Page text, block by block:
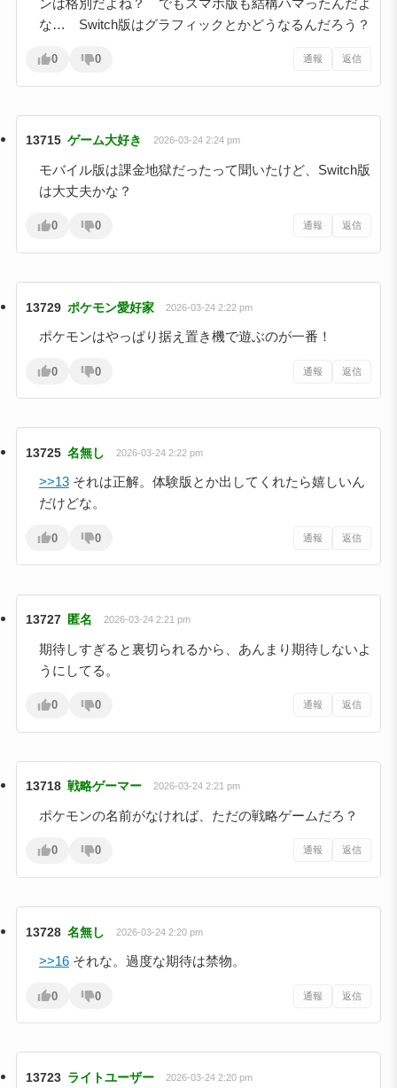
な… Switch版はグラフィックとかどうなるんだろう？
0 0 通報 返信
13715 ゲーム大好き 2026-03-24 2:24 pm
モバイル版は課金地獄だったって聞いたけど、Switch版
は大丈夫かな？
0 0 通報 返信
13729 ポケモン愛好家 2026-03-24 2:22 pm
ポケモンはやっぱり据え置き機で遊ぶのが一番！
0 0 通報 返信
13725 名無し 2026-03-24 2:22 pm
>>13それは正解。体験版とか出してくれたら嬉しいん
だけどな。
0 0 通報 返信
13727 匿名 2026-03-24 2:21 pm
期待しすぎると裏切られるから、あんまり期待しないよ
うにしてる。
0 0 通報 返信
13718 戦略ゲーマー 2026-03-24 2:21 pm
ポケモンの名前がなければ、ただの戦略ゲームだろ？
0 0 通報 返信
13728 名無し 2026-03-24 2:20 pm
>>16それな。過度な期待は禁物。
0 0 通報 返信
13723 ライトユーザー 2026-03-24 2:20 pm